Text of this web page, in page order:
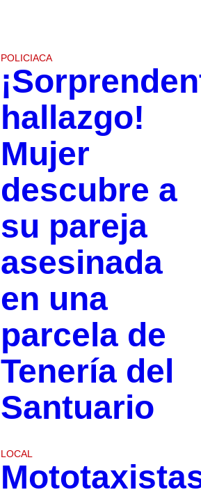
POLICIACA
hallazgo!
Mujer
descubre a
su pareja
asesinada
en una
parcela de
Tenería del
Santuario
LOCAL